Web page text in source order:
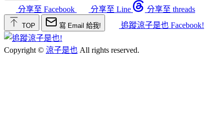
分享至 Facebook 分享至 Line 分享至 threads
TOP 寫 Email 給我! 追蹤涼子是也 Facebook!
Copyright © 涼子是也 All rights reserved.